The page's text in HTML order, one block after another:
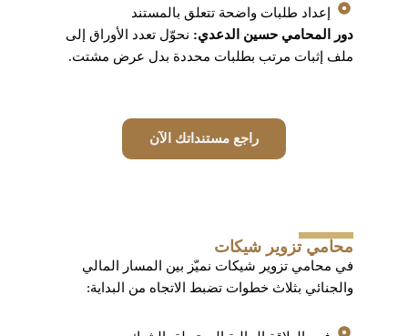
إعداد طلبات واضحة تتعلق بالمستند
دور المحامي حسين الدعدي: نحوّل تعدد الأوراق إلى
ملف إثبات مرتب بطلبات محددة بدل عرض مشتت.
راجع مستنداتك الآن
محامي تزوير شيكات
في محامي تزوير شيكات نميّز بين المسار المالي
والجنائي بثلاث خطوات تضبط الاتجاه من البداية: